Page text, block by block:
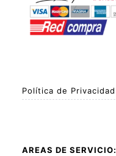
Política de Privacidad
AREAS DE SERVICIO: